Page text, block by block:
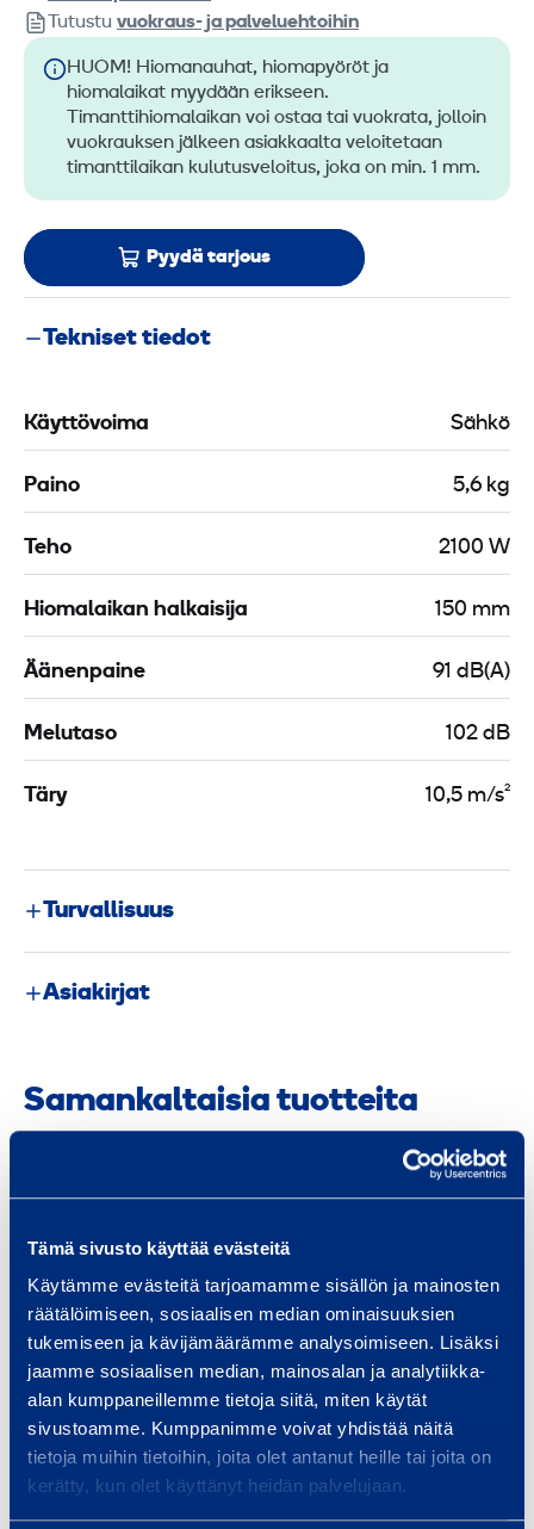
Tämä sivusto käyttää evästeitä
Käytämme evästeitä tarjoamamme sisällön ja mainosten
räätälöimiseen, sosiaalisen median ominaisuuksien
tukemiseen ja kävijämäärämme analysoimiseen. Lisäksi
jaamme sosiaalisen median, mainosalan ja analytiikka-
alan kumppaneillemme tietoja siitä, miten käytät
sivustoamme. Kumppanimme voivat yhdistää näitä
tietoja muihin tietoihin, joita olet antanut heille tai joita on
kerätty, kun olet käyttänyt heidän palvelujaan.
Tutustu vuokraus- ja palveluehtoihin
HUOM! Hiomanauhat, hiomapyöröt ja
hiomalaikat myydään erikseen.
Timanttihiomalaikan voi ostaa tai vuokrata, jolloin
vuokrauksen jälkeen asiakkaalta veloitetaan
timanttilaikan kulutusveloitus, joka on min. 1 mm.
Pyydä tarjous
Tekniset tiedot
Käyttövoima Sähkö
Paino 5,6 kg
Teho 2100 W
Hiomalaikan halkaisija 150 mm
Äänenpaine 91 dB(A)
Melutaso 102 dB
Täry 10,5 m/s²
Turvallisuus
Asiakirjat
Samankaltaisia tuotteita
a
r
j
a
­
h
i
o
Harja­hioma­kone, 230V
MAKITA 9741